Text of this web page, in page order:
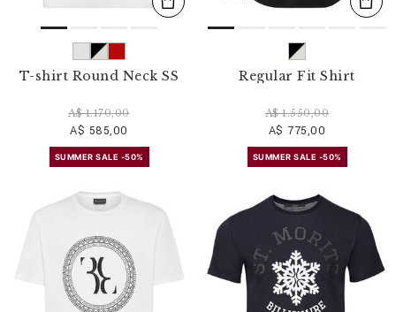
T-shirt Round Neck SS
A$ 1.170,00
A$ 585,00
SUMMER SALE -50%
Regular Fit Shirt
A$ 1.550,00
A$ 775,00
SUMMER SALE -50%